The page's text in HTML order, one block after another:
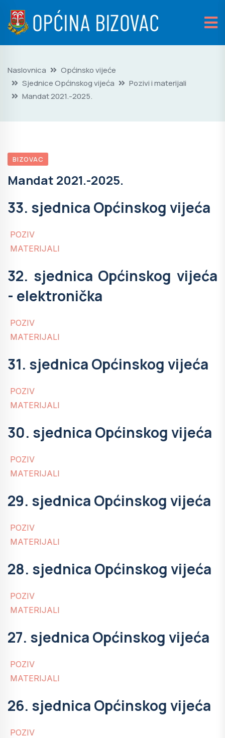
Naslovnica
Općinsko vijeće
Sjednice Općinskog vijeća
Pozivi i materijali
Mandat 2021.-2025.
BIZOVAC
Mandat 2021.-2025.
33. sjednica Općinskog vijeća
POZIV
MATERIJALI
32. sjednica Općinskog vijeća
- elektronička
POZIV
MATERIJALI
31. sjednica Općinskog vijeća
POZIV
MATERIJALI
30. sjednica Općinskog vijeća
POZIV
MATERIJALI
29. sjednica Općinskog vijeća
POZIV
MATERIJALI
28. sjednica Općinskog vijeća
POZIV
MATERIJALI
27. sjednica Općinskog vijeća
POZIV
MATERIJALI
26. sjednica Općinskog vijeća
POZIV